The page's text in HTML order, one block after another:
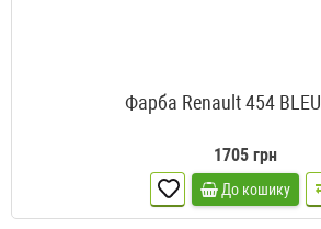
Фарба Renault 454 BLEU
1705 грн
До кошику